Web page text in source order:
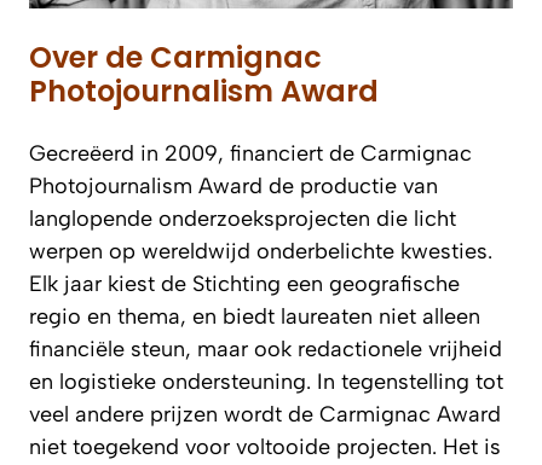
Over de Carmignac
Photojournalism Award
Gecreëerd in 2009, financiert de Carmignac
Photojournalism Award de productie van
langlopende onderzoeksprojecten die licht
werpen op wereldwijd onderbelichte kwesties.
Elk jaar kiest de Stichting een geografische
regio en thema, en biedt laureaten niet alleen
financiële steun, maar ook redactionele vrijheid
en logistieke ondersteuning. In tegenstelling tot
veel andere prijzen wordt de Carmignac Award
niet toegekend voor voltooide projecten. Het is